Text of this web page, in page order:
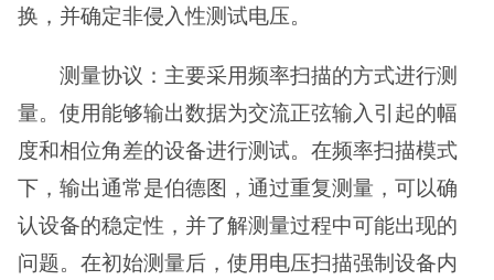
换，并确定非侵入性测试电压。
测量协议：主要采用频率扫描的方式进行测
量。使用能够输出数据为交流正弦输入引起的幅
度和相位角差的设备进行测试。在频率扫描模式
下，输出通常是伯德图，通过重复测量，可以确
认设备的稳定性，并了解测量过程中可能出现的
问题。在初始测量后，使用电压扫描强制设备内